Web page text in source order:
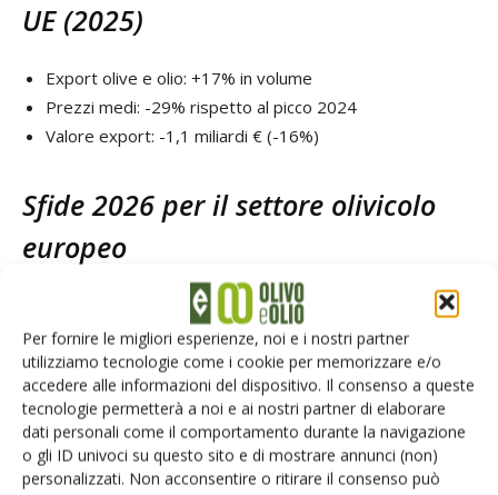
Per fornire le migliori esperienze, noi e i nostri partner
utilizziamo tecnologie come i cookie per memorizzare e/o
accedere alle informazioni del dispositivo. Il consenso a queste
tecnologie permetterà a noi e ai nostri partner di elaborare
dati personali come il comportamento durante la navigazione
o gli ID univoci su questo sito e di mostrare annunci (non)
personalizzati. Non acconsentire o ritirare il consenso può
UE (2025)
Export olive e olio: +17% in volume
Prezzi medi: -29% rispetto al picco 2024
Valore export: -1,1 miliardi € (-16%)
Sfide 2026 per il settore olivicolo
europeo
volatilità dei prezzi sempre più strutturale
clima e siccità come variabile produttiva decisiva
competizione mediterranea allargata (Nord Africa
incluso)
mercati strategici in rallentamento (USA, Cina)
necessità di difendere il posizionamento premium
europeo